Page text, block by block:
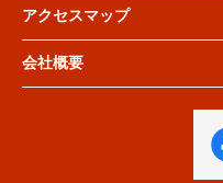
アクセスマップ
会社概要